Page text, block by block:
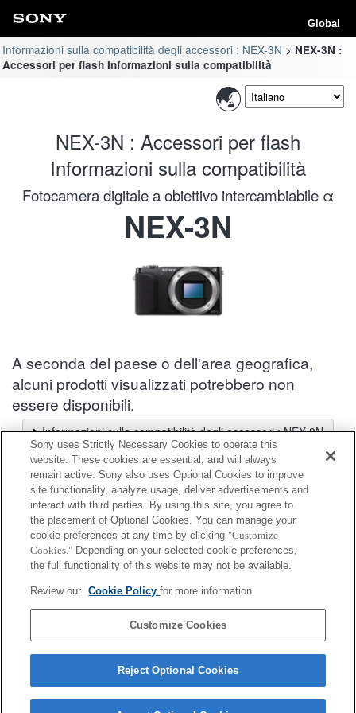
Global
Informazioni sulla compatibilità degli accessori : NEX-3N
NEX-3N :
Accessori per flash Informazioni sulla compatibilità
NEX-3N : Accessori per flash
Informazioni sulla compatibilità
Fotocamera digitale a obiettivo intercambiabile α
NEX-3N
A seconda del paese o dell'area geografica,
alcuni prodotti visualizzati potrebbero non
essere disponibili.
Informazioni sulla compatibilità degli accessori : NEX-3N
Selettore obiettivi
Seleziona un obiettivo consigliato per le foto che desideri scattare
Accessori per flash
Completamente compatibile
FA-WRR1
Sony uses Strictly Necessary Cookies to operate this
website. These cookies are essential, and will always
remain active. Sony also uses Optional Cookies to improve
site functionality, analyze usage, deliver advertisements and
interact with third parties. By using this site, you agree to
the placement of Optional Cookies. You can manage your
cookie preferences at any time by clicking "Customize
Cookies." Depending on your selected cookie preferences,
the full functionality of this website may not be available.
Review our Cookie Policyfor more information.
Customize Cookies
Reject Optional Cookies